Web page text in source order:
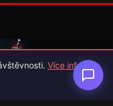
recenze a česko-
her.
Více info